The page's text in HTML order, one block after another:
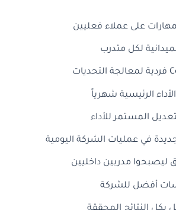
على عملاء فعليين
لكل متدرب
الرئيسية شهرياً
المستمر للأداء
في عمليات الشركة اليومية
ليصبحوا مدربين داخليين
أفضل للشركة